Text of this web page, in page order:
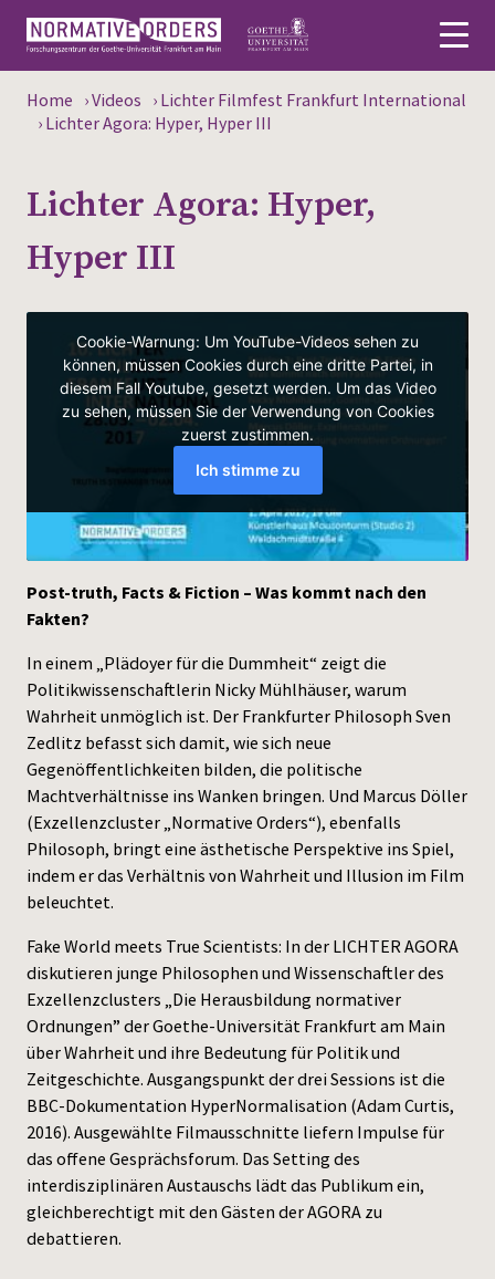
Deutsch
Persons
Research
Events
Publications
Home ›Videos › Lichter Filmfest Frankfurt International
› Lichter Agora: Hyper, Hyper III
Lichter Agora: Hyper,
Hyper III
Post-truth, Facts & Fiction – Was kommt nach den
Fakten?
In einem „Plädoyer für die Dummheit“ zeigt die
Politikwissenschaftlerin Nicky Mühlhäuser, warum
Wahrheit unmöglich ist. Der Frankfurter Philosoph Sven
Zedlitz befasst sich damit, wie sich neue
Gegenöffentlichkeiten bilden, die politische
Machtverhältnisse ins Wanken bringen. Und Marcus Döller
(Exzellenzcluster „Normative Orders“), ebenfalls
Philosoph, bringt eine ästhetische Perspektive ins Spiel,
indem er das Verhältnis von Wahrheit und Illusion im Film
beleuchtet.
Fake World meets True Scientists: In der LICHTER AGORA
diskutieren junge Philosophen und Wissenschaftler des
Exzellenzclusters „Die Herausbildung normativer
Ordnungen” der Goethe-Universität Frankfurt am Main
über Wahrheit und ihre Bedeutung für Politik und
Zeitgeschichte. Ausgangspunkt der drei Sessions ist die
BBC-Dokumentation HyperNormalisation (Adam Curtis,
2016). Ausgewählte Filmausschnitte liefern Impulse für
das offene Gesprächsforum. Das Setting des
interdisziplinären Austauschs lädt das Publikum ein,
gleichberechtigt mit den Gästen der AGORA zu
debattieren.